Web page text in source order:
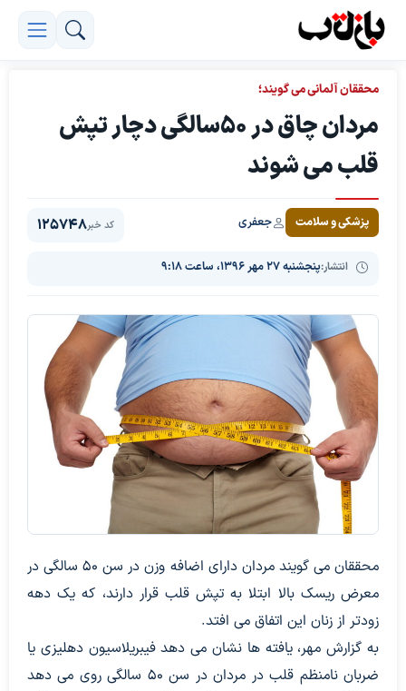
محققان آلمانی می گویند؛
مردان چاق در ۵۰سالگی دچار تپش
قلب می شوند
پزشکی و سلامت جعفری
انتشار:پنجشنبه ۲۷ مهر ۱۳۹۶، ساعت ۹:۱۸
کد خبر125748
محققان می گویند مردان دارای اضافه وزن در سن ۵۰ سالگی در
معرض ریسک بالا ابتلا به تپش قلب قرار دارند، که یک دهه
زودتر از زنان این اتفاق می افتد.
به گزارش مهر، یافته ها نشان می دهد فیبریلاسیون دهلیزی یا
ضربان نامنظم قلب در مردان در سن ۵۰ سالگی روی می دهد